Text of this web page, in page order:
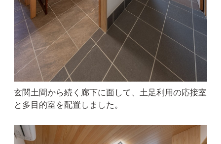
玄関土間から続く廊下に面して、土足利用の応接室
と多目的室を配置しました。